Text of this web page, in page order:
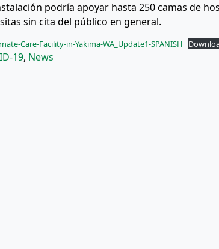
podría apoyar hasta 250 camas de
sin cita del público en general.
Care-Facility-in-Yakima-WA_Update1-SPANISH
19, News